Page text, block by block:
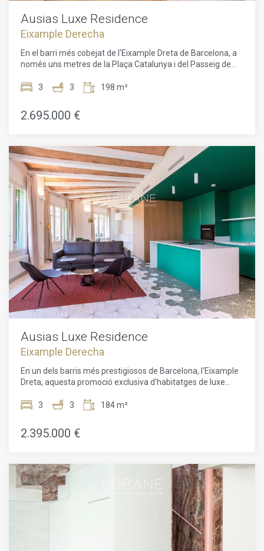
en una propietat realment excepcional al cor de Barcelona,
Ausias Luxe Residence
Eixample Derecha
En el barri més cobejat de l'Eixample Dreta de Barcelona, a
només uns metres de la Plaça Catalunya i del Passeig de
oportunitat única d'invertir en habitatges de luxe. La
restaurat amb molt de gust per combinar arquitectura
clàssica i interiors moderns. Aquest edifici de 6 plantes
planta baixa.El projecte busca oferir el màxim confort amb
serveis de luxe com xòfer, seguretat reforçada, una
consergeria multilingüe disponible les 24 hores, lloguer de
bicicletes, cabines de massatge i un majordom virtual capaç
de respondre instantàniament a les sol·licituds enviades per
missatge de text. Les unitats van dels 65 m² als 232 m²,
amb configuracions de 1 a 3 dormitoris, algunes amb
terrasses o balcons. El magnífic àtic de la sisena planta
disposa d'una gran terrassa privada amb vistes
espectaculars.Els apartaments han estat dissenyats pel
prestigiós despatx d'arquitectes Daar Architects, que
combina tecnologies innovadores amb un disseny
avantguardista. Aquesta unitat de 176 m² disposa d'una
terrassa de 65 m², amb 2 habitacions, 2 banys, 1 lavabo i
vistes excepcionals. Els residents gaudeixen d'equipaments
de primera qualitat, com piscina, gimnàs, ascensor i
seguretat, garantint un estil de vida exclusiu.Una oportunitat
rara de posseir una propietat excepcional al cor de
Barcelona, que combina tradició, luxe i serveis exclusius.
3 3 198 m²
2.695.000 €
Ausias Luxe Residence
Eixample Derecha
En un dels barris més prestigiosos de Barcelona, l'Eixample
Dreta, aquesta promoció exclusiva d'habitatges de luxe
totalment renovat, un immoble d'angle de 1895. L'edifici de
contemporani, dissenyat magníficament pel prestigiós
despatx d'arquitectes Daar Architects.L'apartament de 179
poden gaudir de la comoditat d'una ubicació cèntrica amb
serveis de luxe, incloent un xofer, una consergeria
multilingüe disponible les 24 hores, seguretat de màxim
nivell, lloguer de bicicletes i fins i tot un majordom virtual que
respondrà a les seves sol·licituds per missatge de text en
minuts.La propietat disposa d'una varietat d'espais comuns,
des d'un gimnàs de darrera generació i un spa fins a un
3 3 184 m²
2.395.000 €